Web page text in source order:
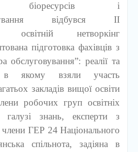
біоресурсів і
відбувся ІІ
освітній нетворкінг
підготовка фахівців з
обслуговування”: реалії та
в якому взяли участь
закладів вищої освіти
робочих груп освітніх
знань, експерти з
члени ГЕР 24 Національного
спільнота, задіяна в